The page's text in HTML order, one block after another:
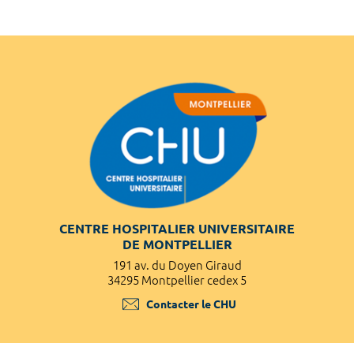
CENTRE HOSPITALIER UNIVERSITAIRE
DE MONTPELLIER
191 av. du Doyen Giraud
34295 Montpellier cedex 5
Contacter le CHU